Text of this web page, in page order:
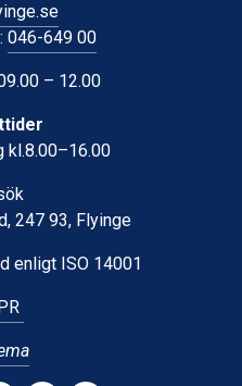
046-649 00
– 12.00
kl.8.00–16.00
247 93, Flyinge
enligt ISO 14001